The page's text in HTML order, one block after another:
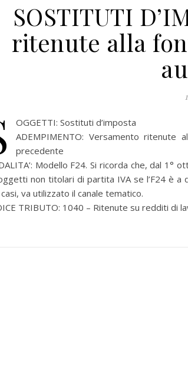
SOSTITUTI
ritenute alla
OGGETTI: Sostituti d’imposta
ADEMPIMENTO: Versamento
precedente
Modello F24. Si ricorda che, dal 1°
non titolari di partita IVA se l’F24 è
va utilizzato il canale tematico.
TRIBUTO: 1040 – Ritenute su redditi di